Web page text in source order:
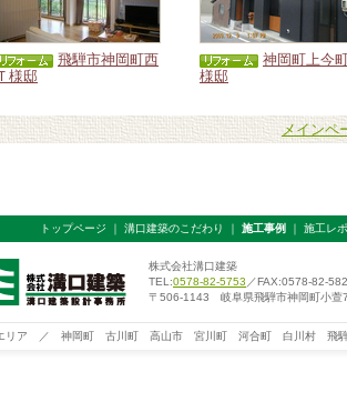
飛騨市神岡町西
様邸
神岡町上今
様邸
メインペ
トップページ ｜ 溝口建築のこだわり ｜ 施工事例 ｜ 施工レ
株式会社溝口建築
TEL:0578-82-5753 ／FAX:0578-82-
〒506-1143 岐阜県飛騨市神岡町小萱
リア ／ 神岡町 古川町 高山市 宮川町 河合町 白川村 飛